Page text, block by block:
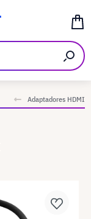
Adaptadores HDMI